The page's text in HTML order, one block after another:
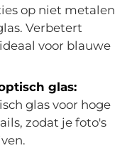
op niet metalen
Verbetert
voor blauwe
glas:
glas voor hoge
zodat je foto's